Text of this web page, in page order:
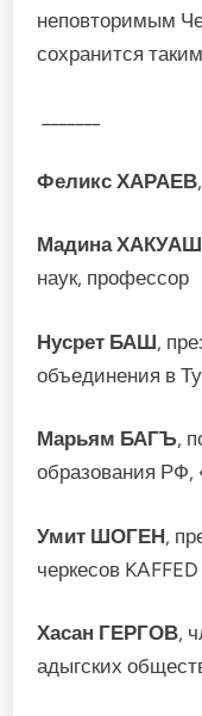
неповторимым
сохранится
Феликс ХАРАЕВ
Мадина
наук, профессор
Нусрет БАШ,
объединения в
Марьям БАГЪ,
образования РФ,
Умит ШОГЕН,
черкесов KAFFED
Хасан ГЕРГОВ,
адыгских